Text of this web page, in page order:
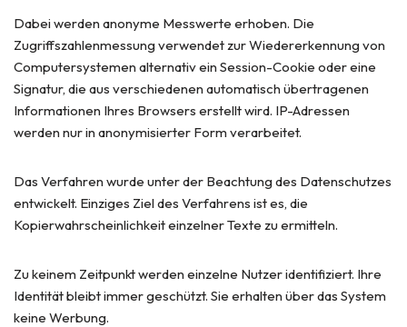
Dabei werden anonyme Messwerte erhoben. Die
Zugriffszahlenmessung verwendet zur Wiedererkennung von
Computersystemen alternativ ein Session-Cookie oder eine
Signatur, die aus verschiedenen automatisch übertragenen
Informationen Ihres Browsers erstellt wird. IP-Adressen
werden nur in anonymisierter Form verarbeitet.
Das Verfahren wurde unter der Beachtung des Datenschutzes
entwickelt. Einziges Ziel des Verfahrens ist es, die
Kopierwahrscheinlichkeit einzelner Texte zu ermitteln.
Zu keinem Zeitpunkt werden einzelne Nutzer identifiziert. Ihre
Identität bleibt immer geschützt. Sie erhalten über das System
keine Werbung.